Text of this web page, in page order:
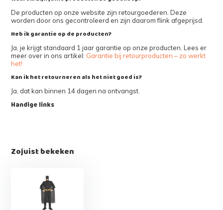
De producten op onze website zijn retourgoederen. Deze
worden door ons gecontroleerd en zijn daarom flink afgeprijsd.
Heb ik garantie op de producten?
Ja, je krijgt standaard 1 jaar garantie op onze producten. Lees er
meer over in ons artikel: Garantie bij retourproducten – zo werkt
het!
Kan ik het retourneren als het niet goed is?
Ja, dat kan binnen 14 dagen na ontvangst.
Handige links
Zojuist bekeken